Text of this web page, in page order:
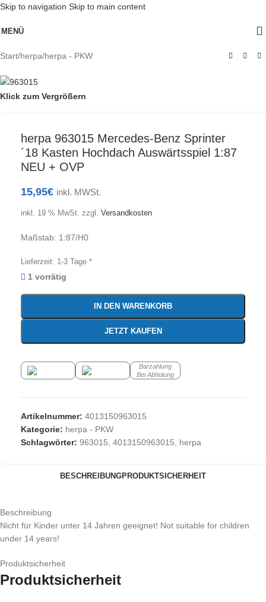
Skip to navigation Skip to main content
MENÜ
Start/herpa/herpa - PKW
Klick zum Vergrößern
herpa 963015 Mercedes-Benz Sprinter
´18 Kasten Hochdach Auswärtsspiel 1:87
NEU + OVP
15,95€ inkl. MWSt.
inkl. 19 % MwSt. zzgl. Versandkosten
Maßstab: 1:87/H0
Lieferzeit: 1-3 Tage *
1 vorrätig
IN DEN WARENKORB
JETZT KAUFEN
Barzahlung
Bei Abholung
Artikelnummer: 4013150963015
Kategorie: herpa - PKW
Schlagwörter: 963015, 4013150963015, herpa
BESCHREIBUNGPRODUKTSICHERHEIT
Beschreibung
Nicht für Kinder unter 14 Jahren geeignet! Not suitable for children
under 14 years!
Produktsicherheit
Produktsicherheit